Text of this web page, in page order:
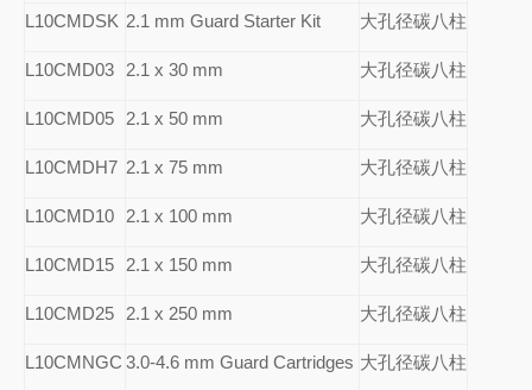
L10CMDSK 2.1 mm Guard Starter Kit 大孔径碳八柱
L10CMD03 2.1 x 30 mm 大孔径碳八柱
L10CMD05 2.1 x 50 mm 大孔径碳八柱
L10CMDH7 2.1 x 75 mm 大孔径碳八柱
L10CMD10 2.1 x 100 mm 大孔径碳八柱
L10CMD15 2.1 x 150 mm 大孔径碳八柱
L10CMD25 2.1 x 250 mm 大孔径碳八柱
L10CMNGC 3.0-4.6 mm Guard Cartridges 大孔径碳八柱